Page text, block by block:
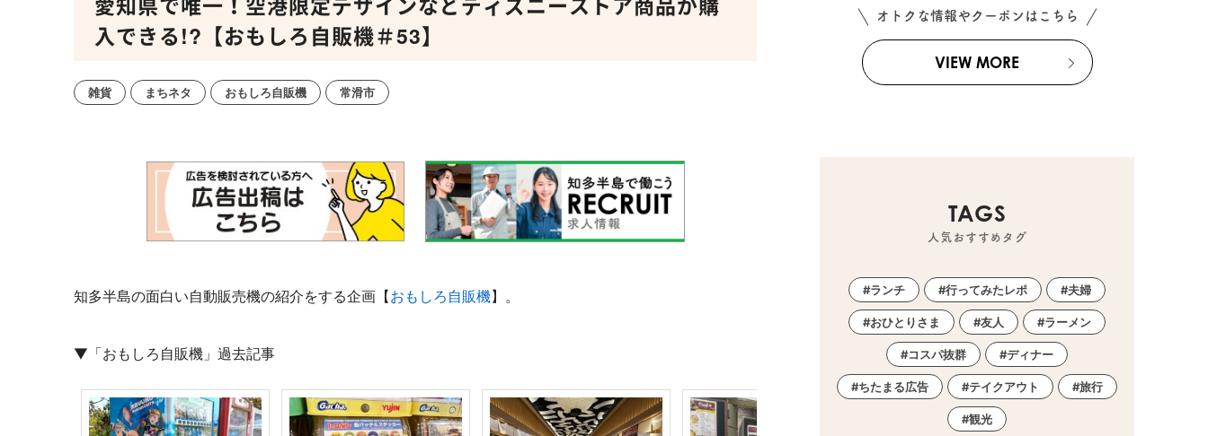
入できる!?【おもしろ自販機＃53】
雑貨 まちネタ おもしろ自販機 常滑市
知多半島の面白い自動販売機の紹介をする企画【おもしろ自販機】。
▼「おもしろ自販機」過去記事
オトクな情報やクーポンはこちら
VIEW MORE
TAGS
人気おすすめタグ
ランチ 行ってみたレポ 夫婦
おひとりさま 友人 ラーメン
コスパ抜群 ディナー
ちたまる広告 テイクアウト 旅行
観光